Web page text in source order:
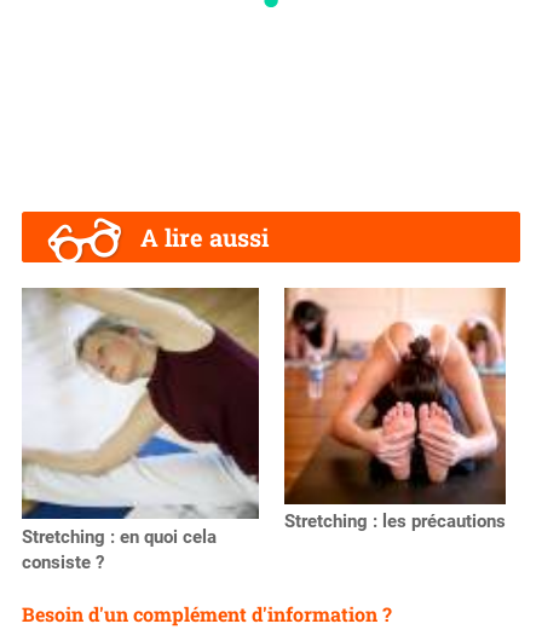
A lire aussi
Stretching : en quoi cela
consiste ?
Stretching : les précautions
Besoin d'un complément d'information ?